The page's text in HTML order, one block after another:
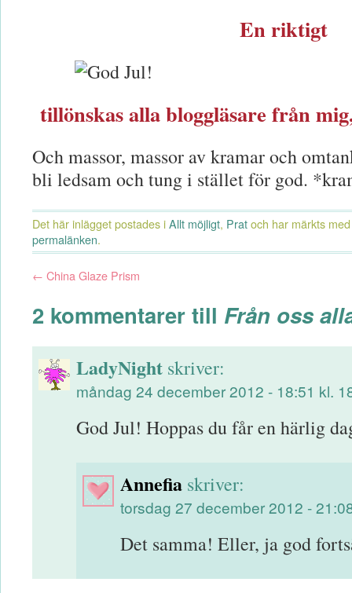
En riktigt
tillönskas alla bloggläsare från
Och massor, massor av kramar och
bli ledsam och tung i stället för god.
Det här inlägget postades iAllt möjligt, Pratoch har märkts
permalänken.
← China Glaze Prism
2 kommentarer till Från oss
LadyNight skriver:
måndag 24 december 2012 - 18:51 kl.
God Jul! Hoppas du får en härlig
Annefia skriver:
torsdag 27 december 2012 -
Det samma! Eller, ja god